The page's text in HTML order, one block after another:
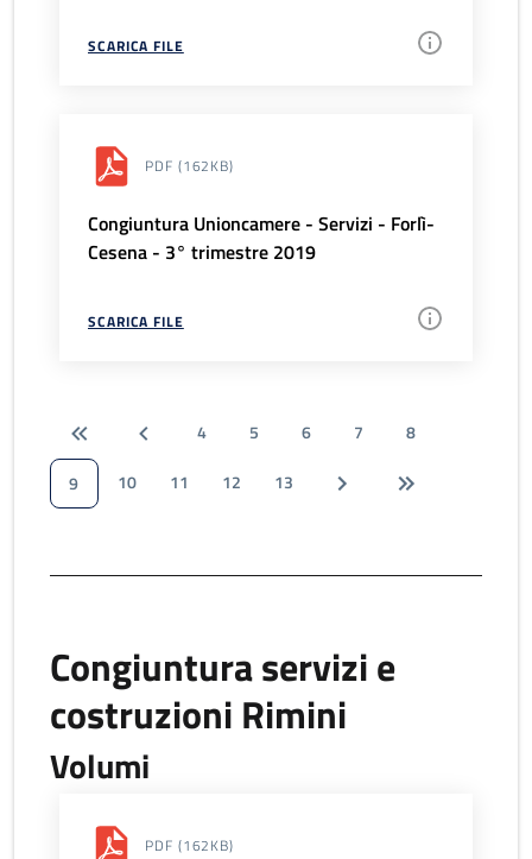
SCARICA FILE
PDF (162KB)
Congiuntura Unioncamere - Servizi - Forlì-
Cesena - 3° trimestre 2019
SCARICA FILE
4 5 6 7
8
9
10 11 12 13
Congiuntura servizi e
costruzioni Rimini
Volumi
PDF (162KB)